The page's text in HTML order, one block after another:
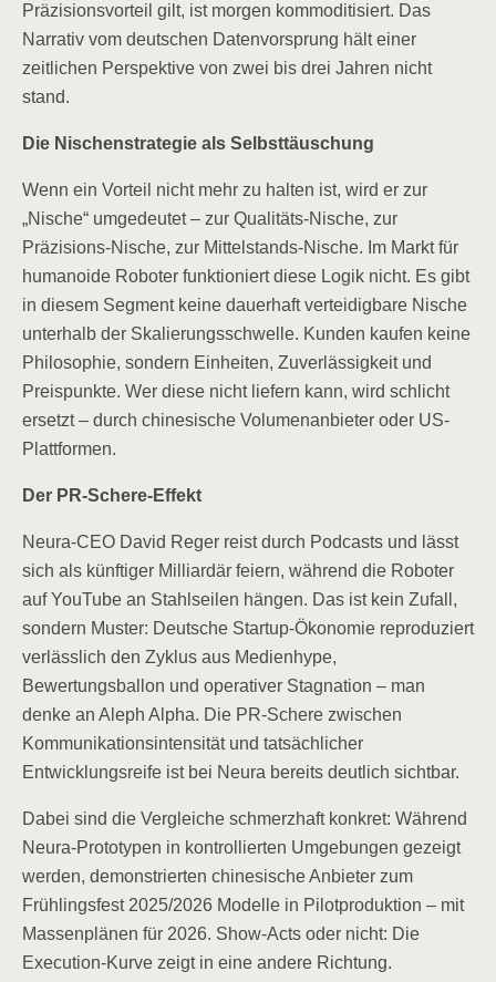
Präzisionsvorteil gilt, ist morgen kommoditisiert. Das
Narrativ vom deutschen Datenvorsprung hält einer
zeitlichen Perspektive von zwei bis drei Jahren nicht
stand.
Die Nischenstrategie als Selbsttäuschung
Wenn ein Vorteil nicht mehr zu halten ist, wird er zur
„Nische“ umgedeutet – zur Qualitäts-Nische, zur
Präzisions-Nische, zur Mittelstands-Nische. Im Markt für
humanoide Roboter funktioniert diese Logik nicht. Es gibt
in diesem Segment keine dauerhaft verteidigbare Nische
unterhalb der Skalierungsschwelle. Kunden kaufen keine
Philosophie, sondern Einheiten, Zuverlässigkeit und
Preispunkte. Wer diese nicht liefern kann, wird schlicht
ersetzt – durch chinesische Volumenanbieter oder US-
Plattformen.
Der PR-Schere-Effekt
Neura-CEO David Reger reist durch Podcasts und lässt
sich als künftiger Milliardär feiern, während die Roboter
auf YouTube an Stahlseilen hängen. Das ist kein Zufall,
sondern Muster: Deutsche Startup-Ökonomie reproduziert
verlässlich den Zyklus aus Medienhype,
Bewertungsballon und operativer Stagnation – man
denke an Aleph Alpha. Die PR-Schere zwischen
Kommunikationsintensität und tatsächlicher
Entwicklungsreife ist bei Neura bereits deutlich sichtbar.
Dabei sind die Vergleiche schmerzhaft konkret: Während
Neura-Prototypen in kontrollierten Umgebungen gezeigt
werden, demonstrierten chinesische Anbieter zum
Frühlingsfest 2025/2026 Modelle in Pilotproduktion – mit
Massenplänen für 2026. Show-Acts oder nicht: Die
Execution-Kurve zeigt in eine andere Richtung.